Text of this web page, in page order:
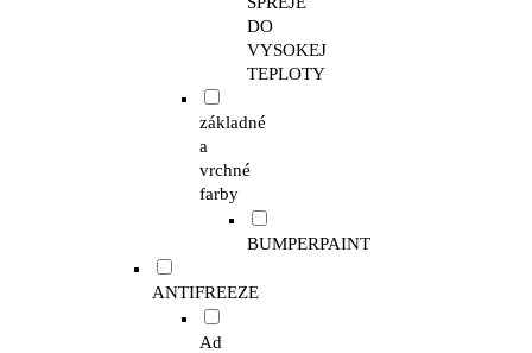
DO
VYSOKEJ
TEPLOTY
základné
a
vrchné
farby
BUMPERPAINT
ANTIFREEZE
Ad